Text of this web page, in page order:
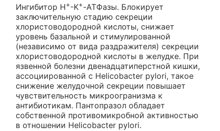
Ингибитор H+-K+-АТФазы. Блокирует
заключительную стадию секреции
хлористоводородной кислоты, снижает
уровень базальной и стимулированной
(независимо от вида раздражителя) секреции
хлористоводородной кислоты в желудке. При
язвенной болезни двенадцатиперстной кишки,
ассоциированной с Helicobacter pylori, такое
снижение желудочной секреции повышает
чувствительность микроогранизма к
антибиотикам. Пантопразол обладает
собственной противомикробной активностью
в отношении Helicobacter pylori.